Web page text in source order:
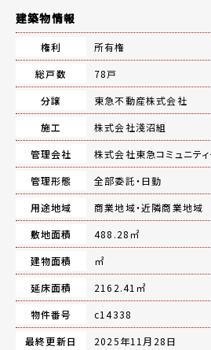
建築物情報
権利
所有権
総戸数
78戸
分譲
東急不動産株式会社
施工
株式会社淺沼組
管理会社
株式会社東急コミュニティ
管理形態
全部委託・日勤
用途地域
商業地域・近隣商業地域
敷地面積
488.28㎡
建物面積
㎡
延床面積
2162.41㎡
物件番号
c14338
最終更新日
2025年11月28日